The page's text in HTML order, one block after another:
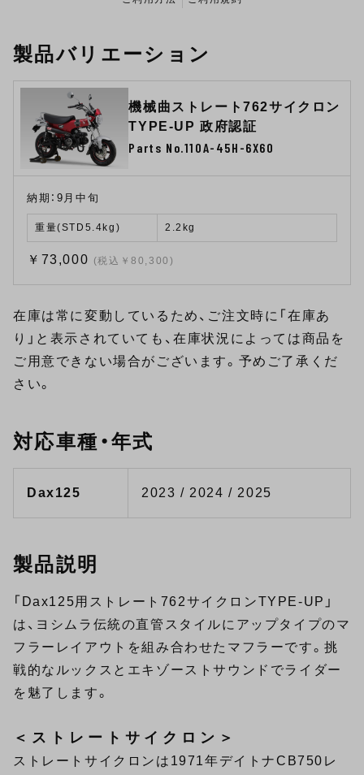
製品バリエーション
機械曲ストレート762サイクロン
TYPE-UP 政府認証
Parts No.110A-45H-6X60
納期：9月中旬
重量(STD5.4kg) 2.2kg
￥73,000 (税込￥80,300)
在庫は常に変動しているため、ご注文時に「在庫あ
り」と表示されていても、在庫状況によっては商品を
ご用意できない場合がございます。予めご了承くだ
さい。
対応車種・年式
Dax125 2023 / 2024 / 2025
製品説明
「Dax125用ストレート762サイクロンTYPE-UP」
は、ヨシムラ伝統の直管スタイルにアップタイプのマ
フラーレイアウトを組み合わせたマフラーです。挑
戦的なルックスとエキゾーストサウンドでライダー
を魅了します。
＜ストレートサイクロン＞
ストレートサイクロンは1971年デイトナCB750レ